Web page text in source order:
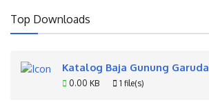
Top Downloads
Katalog Baja Gunung Garuda
0.00 KB 1 file(s)